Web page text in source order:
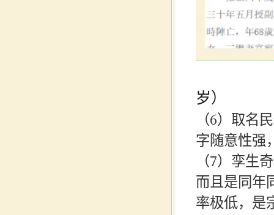
岁）
（6）取名
字随意性强
（7）孪生
而且是同年
率极低，是